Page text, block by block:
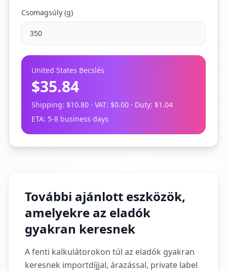
Csomagsúly (g)
United States Becslés
$35.84
Shipping: $10.80 · VAT: $0.00 · Duty: $1.04
ETA: 5-8 business days
További ajánlott eszközök,
amelyekre az eladók
gyakran keresnek
A fenti kalkulátorokon túl az eladók gyakran
keresnek importdíjjal, árazással, private label